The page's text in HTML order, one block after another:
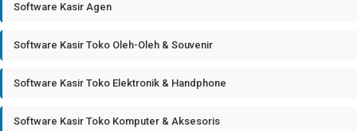
Software Kasir Agen
Software Kasir Toko Oleh-Oleh & Souvenir
Software Kasir Toko Elektronik & Handphone
Software Kasir Toko Komputer & Aksesoris